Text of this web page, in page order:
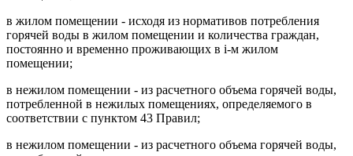
в жилом помещении - исходя из нормативов потребления
горячей воды в жилом помещении и количества граждан,
постоянно и временно проживающих в i-м жилом
помещении;
в нежилом помещении - из расчетного объема горячей воды,
потребленной в нежилых помещениях, определяемого в
соответствии с пунктом 43 Правил;
в нежилом помещении - из расчетного объема горячей воды,